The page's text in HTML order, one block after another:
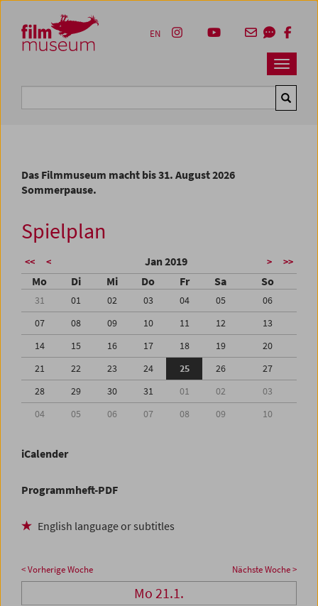
Zum Inhalt
Zum Hauptmenü
Zur Servicenavigation
Zum Suche
Navbar
EN
Das Filmmuseum macht bis 31. August 2026
Sommerpause.
Spielplan
<< < Jan 2019 > >>
Mo Di Mi Do Fr Sa So
31 01 02 03 04 05
06
07
08 09 10 11 12
13
14
15 16 17 18 19
20
21
22 23 24 25 26
27
28
29 30 31 01 02
03
04
05 06 07 08 09 10
iCalender
Programmheft-PDF
English language or subtitles
< Vorherige Woche Nächste Woche >
Mo 21.1.